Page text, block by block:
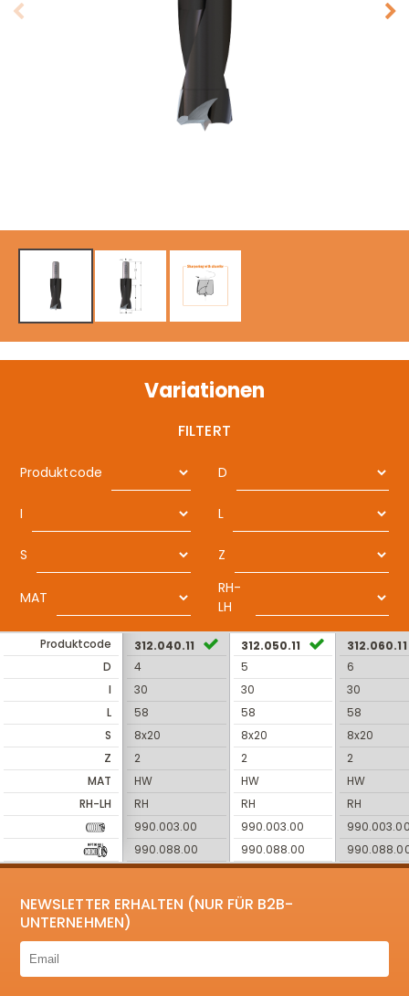
Variationen
FILTERT
Produktcode D
I L
S Z
MAT
RH-
LH
Produktcode
D
I
L
S
Z
MAT
RH-LH
312.040.11
4
30
58
8x20
2
HW
RH
990.003.00
990.088.00
312.050.11
5
30
58
8x20
2
HW
RH
990.003.00
990.088.00
312.060.11
6
30
58
8x20
2
HW
RH
NEWSLETTER ERHALTEN (NUR FÜR B2B-
UNTERNEHMEN)